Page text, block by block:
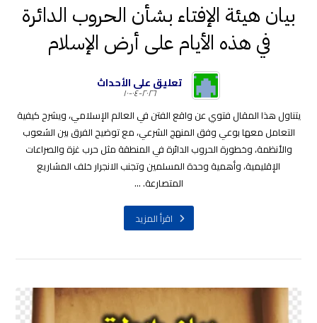
بيان هيئة الإفتاء بشأن الحروب الدائرة
في هذه الأيام على أرض الإسلام
تعليق على الأحداث
٢٠٢٦-٠٤-١٠
يتناول هذا المقال فتوي عن واقع الفتن في العالم الإسلامي، ويشرح كيفية
التعامل معها بوعي وفق المنهج الشرعي، مع توضيح الفرق بين الشعوب
والأنظمة، وخطورة الحروب الدائرة في المنطقة مثل حرب غزة والصراعات
الإقليمية، وأهمية وحدة المسلمين وتجنب الانجرار خلف المشاريع
المتصارعة. ...
اقرأ المزيد